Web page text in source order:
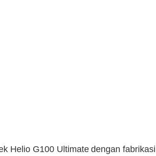
Helio G100 Ultimate dengan